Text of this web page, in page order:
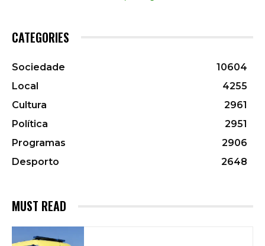
CATEGORIES
Sociedade
10604
Local
4255
Cultura
2961
Política
2951
Programas
2906
Desporto
2648
MUST READ